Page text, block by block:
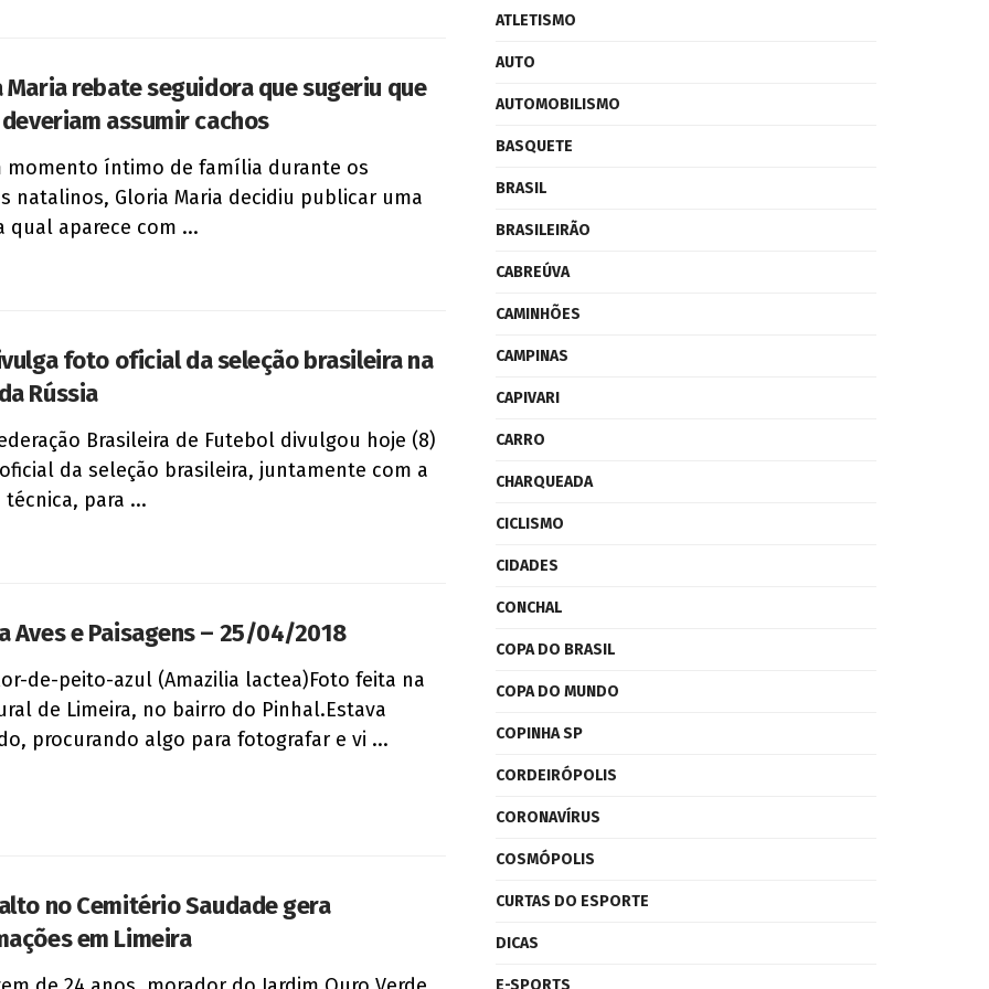
Maria rebate seguidora que sugeriu que
assumir cachos
momento íntimo de família durante os
natalinos, Gloria Maria decidiu publicar uma
qual aparece com ...
foto oficial da seleção brasileira na
Rússia
Brasileira de Futebol divulgou hoje (8)
da seleção brasileira, juntamente com a
técnica, para ...
Aves e Paisagens – 25/04/2018
de-peito-azul (Amazilia lactea)Foto feita na
de Limeira, no bairro do Pinhal.Estava
procurando algo para fotografar e vi ...
no Cemitério Saudade gera
em Limeira
ATLETISMO
AUTO
AUTOMOBILISMO
BASQUETE
BRASIL
BRASILEIRÃO
CABREÚVA
CAMINHÕES
CAMPINAS
CAPIVARI
CARRO
CHARQUEADA
CICLISMO
CIDADES
CONCHAL
COPA DO BRASIL
COPA DO MUNDO
COPINHA SP
CORDEIRÓPOLIS
CORONAVÍRUS
COSMÓPOLIS
CURTAS DO ESPORTE
DICAS
E-SPORTS